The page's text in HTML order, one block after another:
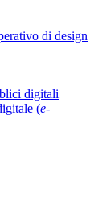
di design
digitali
(e-